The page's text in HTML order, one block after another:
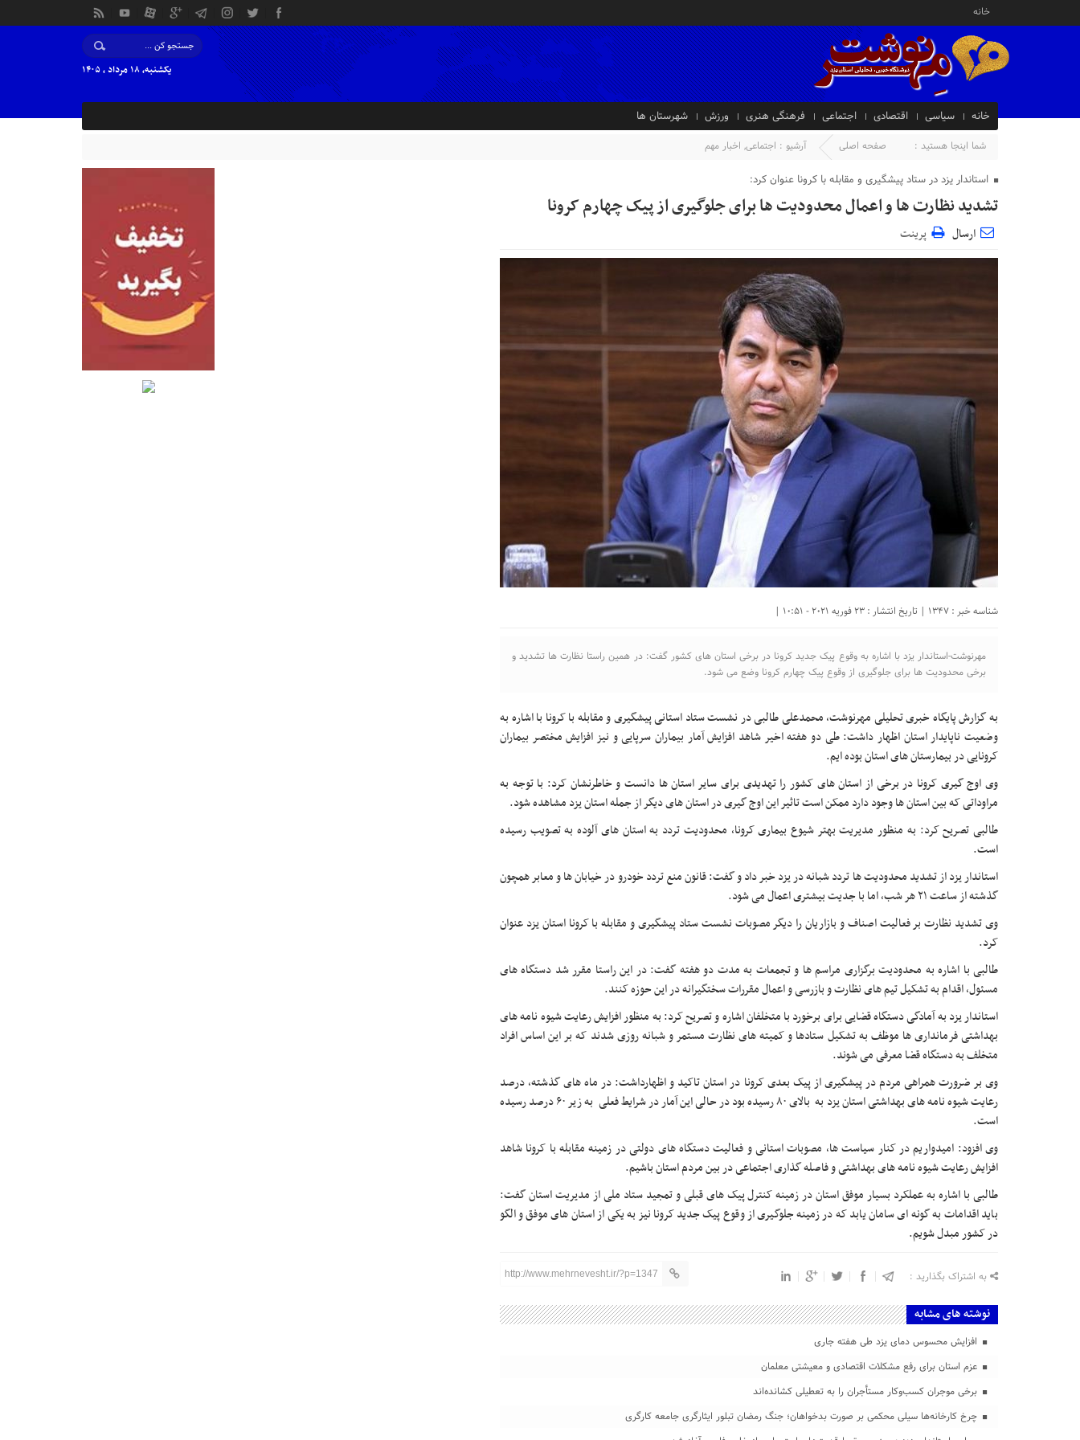
خانه
یکشنبه, ۱۸ مرداد , ۱۴۰۵
خانه سیاسی اقتصادی اجتماعی فرهنگی هنری ورزش شهرستان ها
شما اینجا هستید : صفحه اصلی آرشیو : اجتماعی, اخبار مهم
استاندار یزد در ستاد پیشگیری و مقابله با کرونا عنوان کرد:
تشدید نظارت ها و اعمال محدودیت ها برای جلوگیری از پیک چهارم کرونا
ارسال پرینت
شناسه خبر : 1347 | تاریخ انتشار : 23 فوریه 2021 - 10:51 |
مهرنوشت-استاندار یزد با اشاره به وقوع پیک جدید کرونا در برخی استان های کشور گفت: در همین راستا نظارت ها تشدید و
برخی محدودیت ها برای جلوگیری از وقوع پیک چهارم کرونا وضع می شود.
به گزارش پایگاه خبری تحلیلی مهرنوشت، محمدعلی طالبی در نشست ستاد استانی پیشگیری و مقابله با کرونا با اشاره به
وضعیت ناپایدار استان اظهار داشت: طی دو هفته اخیر شاهد افزایش آمار بیماران سرپایی و نیز افزایش مختصر بیماران
کرونایی در بیمارستان های استان بوده ایم.
وی اوج گیری کرونا در برخی از استان های کشور را تهدیدی برای سایر استان ها دانست و خاطرنشان کرد: با توجه به
مراوداتی که بین استان ها وجود دارد ممکن است تاثیر این اوج گیری در استان های دیگر از جمله استان یزد مشاهده شود.
طالبی تصریح کرد: به منظور مدیریت بهتر شیوع بیماری کرونا، محدودیت تردد به استان های آلوده به تصویب رسیده
است.
استاندار یزد از تشدید محدودیت ها تردد شبانه در یزد خبر داد و گفت: قانون منع تردد خودرو در خیابان ها و معابر همچون
گذشته از ساعت ۲۱ هر شب، اما با جدیت بیشتری اعمال می شود.
وی تشدید نظارت بر فعالیت اصناف و بازاریان را دیگر مصوبات نشست ستاد پیشگیری و مقابله با کرونا استان یزد عنوان
کرد.
طالبی با اشاره به محدودیت برگزاری مراسم ها و تجمعات به مدت دو هفته گفت: در این راستا مقرر شد دستگاه های
مسئول، اقدام به تشکیل تیم های نظارت و بازرسی و اعمال مقررات سختگیرانه در این حوزه کنند.
استاندار یزد به آمادگی دستگاه قضایی برای برخورد با متخلفان اشاره و تصریح کرد: به منظور افزایش رعایت شیوه نامه های
بهداشتی فرمانداری ها موظف به تشکیل ستادها و کمیته های نظارت مستمر و شبانه روزی شدند که بر این اساس افراد
متخلف به دستگاه قضا معرفی می شوند.
وی بر ضرورت همراهی مردم در پیشگیری از پیک بعدی کرونا در استان تاکید و اظهارداشت: در ماه های گذشته، درصد
رعایت شیوه نامه های بهداشتی استان یزد به بالای ۸۰ رسیده بود در حالی این آمار در شرایط فعلی به زیر ۶۰ درصد رسیده
است.
وی افزود: امیدواریم در کنار سیاست ها، مصوبات استانی و فعالیت دستگاه های دولتی در زمینه مقابله با کرونا شاهد
افزایش رعایت شیوه نامه های بهداشتی و فاصله گذاری اجتماعی در بین مردم استان باشیم.
طالبی با اشاره به عملکرد بسیار موفق استان در زمینه کنترل پیک های قبلی و تمجید ستاد ملی از مدیریت استان گفت:
باید اقدامات به گونه ای سامان یابد که در زمینه جلوگیری از وقوع پیک جدید کرونا نیز به یکی از استان های موفق و الگو
در کشور مبدل شویم.
به اشتراک بگذارید : http://www.mehrnevesht.ir/?p=1347
نوشته های مشابه
افزایش محسوس دمای یزد طی هفته جاری
عزم استان برای رفع مشکلات اقتصادی و معیشتی معلمان
برخی موجران کسب‌وکار مستأجران را به تعطیلی کشانده‌اند
چرخ کارخانه‌ها سیلی محکمی بر صورت بدخواهان؛ جنگ رمضان تبلور ایثارگری جامعه کارگری